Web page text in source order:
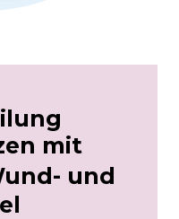
mit
und